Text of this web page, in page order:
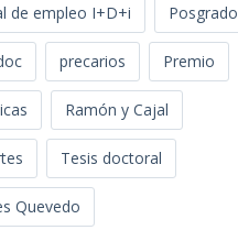
de empleo I+D+i Posgrado
precarios Premio
Ramón y Cajal
Tesis doctoral
Quevedo